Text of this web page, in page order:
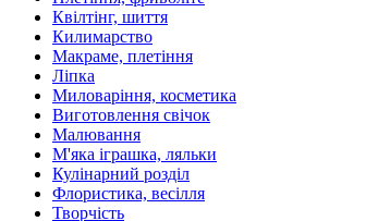
Квілтінг, шиття
Килимарство
Макраме, плетіння
Ліпка
Миловаріння, косметика
Виготовлення свічок
Малювання
М'яка іграшка, ляльки
Кулінарний розділ
Флористика, весілля
Творчість